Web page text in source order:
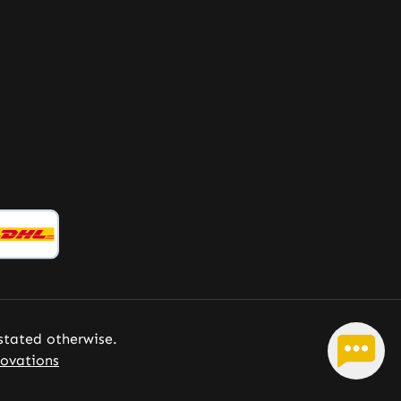
contribuisce al normale
metabolismo dei carboidrati. Lo
zinco contribuisce a una normale
contribuisce alla normale fertilità
contribuisce al normale
metabolismo dei macronutrienti.
otherwise.